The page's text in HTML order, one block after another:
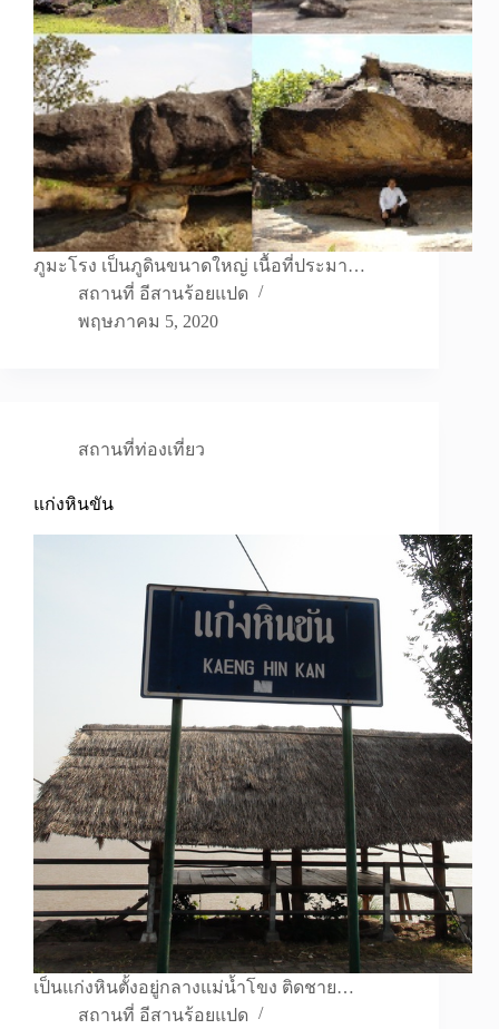
ภูมะโรง เป็นภูดินขนาดใหญ่ เนื้อที่ประมา…
สถานที่ อีสานร้อยแปด
พฤษภาคม 5, 2020
สถานที่ท่องเที่ยว
แก่งหินขัน
เป็นแก่งหินตั้งอยู่กลางแม่น้ำโขง ติดชาย…
สถานที่ อีสานร้อยแปด